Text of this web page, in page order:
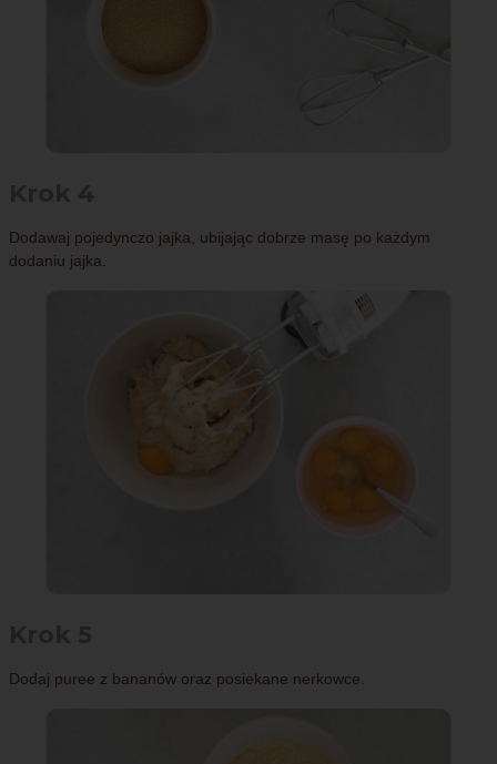
Dodawaj pojedynczo jajka, ubijając dobrze masę po każdym
dodaniu jajka.
Dodaj puree z bananów oraz posiekane nerkowce.